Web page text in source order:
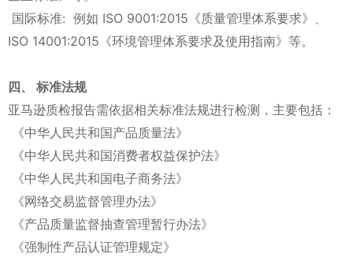
国际标准: 例如 ISO 9001:2015《质量管理体系要求》、
ISO 14001:2015《环境管理体系要求及使用指南》等。
四、 标准法规
亚马逊质检报告需依据相关标准法规进行检测，主要包括：
《中华人民共和国产品质量法》
《中华人民共和国消费者权益保护法》
《中华人民共和国电子商务法》
《网络交易监督管理办法》
《产品质量监督抽查管理暂行办法》
《强制性产品认证管理规定》